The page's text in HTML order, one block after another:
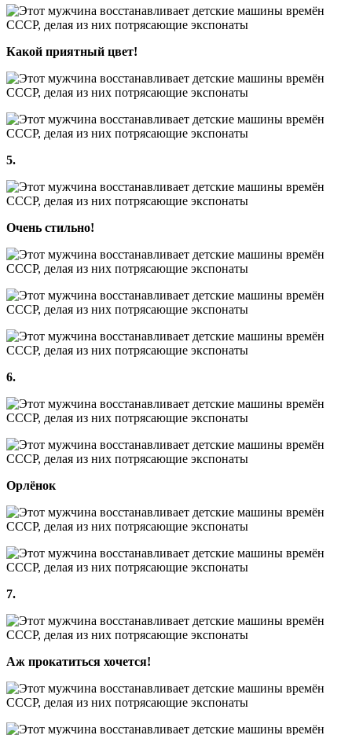
Какой приятный цвет!
5.
Очень стильно!
6.
Орлёнок
7.
Аж прокатиться хочется!